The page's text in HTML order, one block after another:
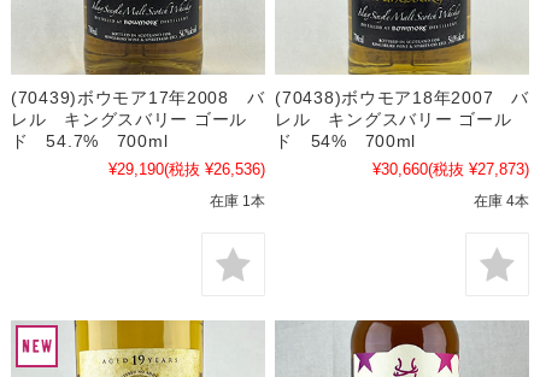
(70439)ボウモア17年2008 バ
レル キングスバリー ゴール
ド 54.7% 700ml
¥29,190(税抜 ¥26,536)
在庫 1本
(70438)ボウモア18年2007 バ
レル キングスバリー ゴール
ド 54% 700ml
¥30,660(税抜 ¥27,873)
在庫 4本